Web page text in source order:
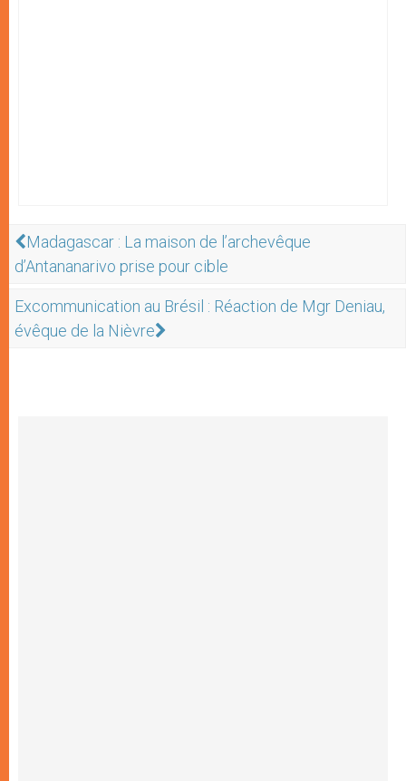
Madagascar : La maison de l’archevêque
d’Antananarivo prise pour cible
Excommunication au Brésil : Réaction de Mgr Deniau,
évêque de la Nièvre